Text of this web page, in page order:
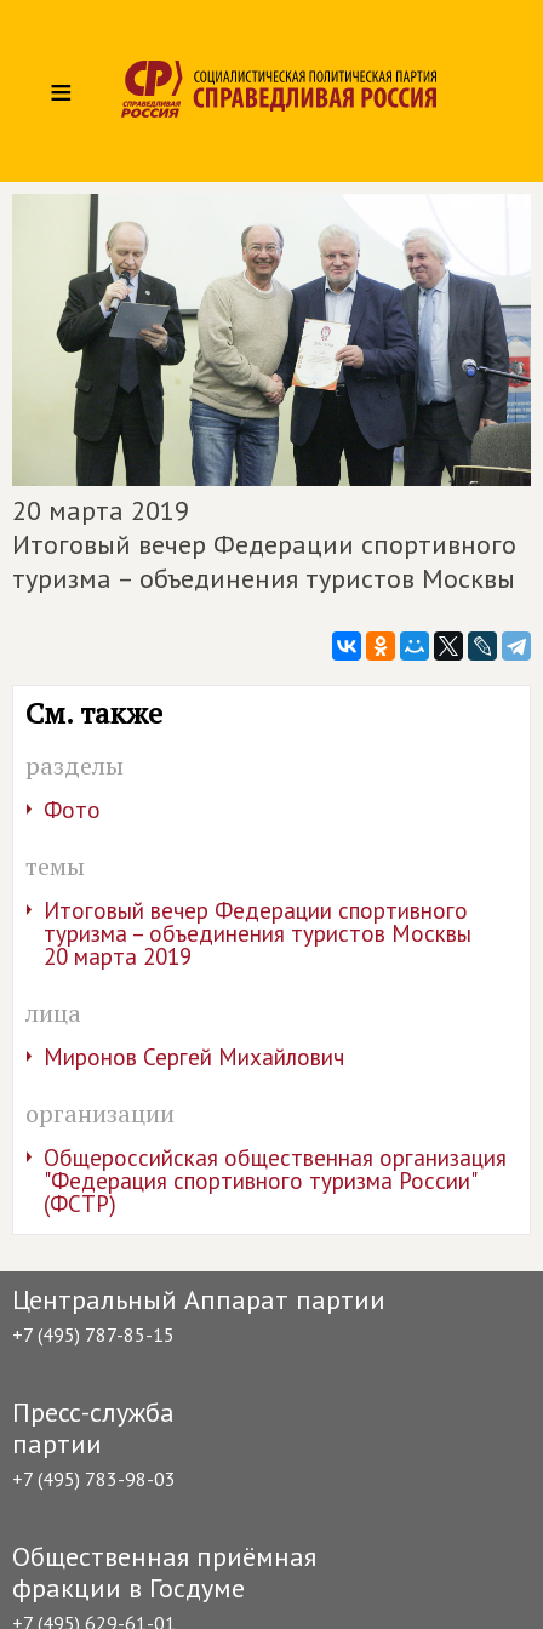
≡
20 марта 2019
Итоговый вечер Федерации спортивного
туризма – объединения туристов Москвы
См. также
разделы
Фото
темы
Итоговый вечер Федерации спортивного
туризма – объединения туристов Москвы
20 марта 2019
лица
Миронов Сергей Михайлович
организации
Общеросcийская общественная организация
"Федерация спортивного туризма России"
(ФСТР)
Центральный Аппарат партии
+7 (495) 787-85-15
Пресс-служба
партии
+7 (495) 783-98-03
Общественная приёмная
фракции в Госдуме
+7 (495) 629-61-01